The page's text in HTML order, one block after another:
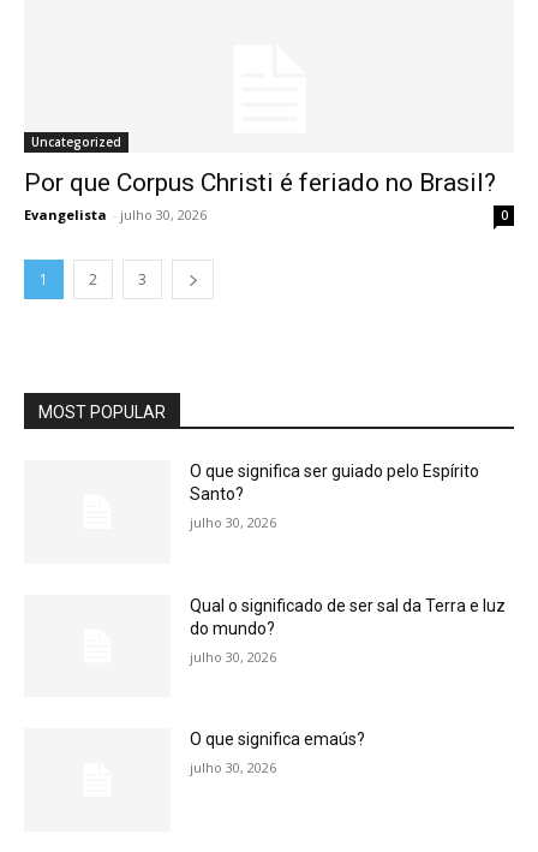
Uncategorized
Por que Corpus Christi é feriado no Brasil?
Evangelista - julho 30, 2026 0
1 2 3
MOST POPULAR
O que significa ser guiado pelo Espírito
Santo?
julho 30, 2026
Qual o significado de ser sal da Terra e luz
do mundo?
julho 30, 2026
O que significa emaús?
julho 30, 2026